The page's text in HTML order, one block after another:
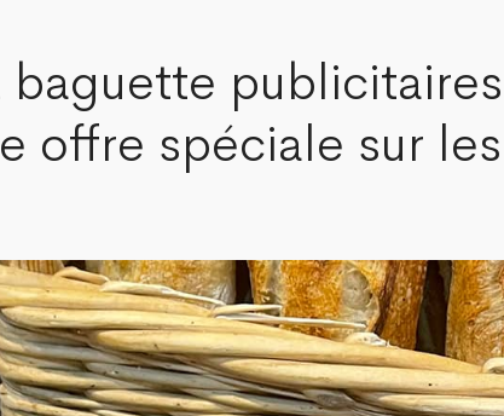
baguette
offre spéciale sur